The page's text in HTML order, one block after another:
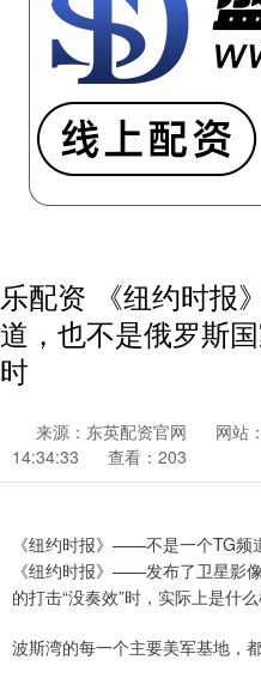
乐配资 《纽约时
道，也不是俄罗斯
时
来源：东英配资官网 网站
14:34:33
查看：203
《纽约时报》——不是一个TG频
《纽约时报》——发布了卫星影
的打击“没奏效”时，实际上是什么
波斯湾的每一个主要美军基地，